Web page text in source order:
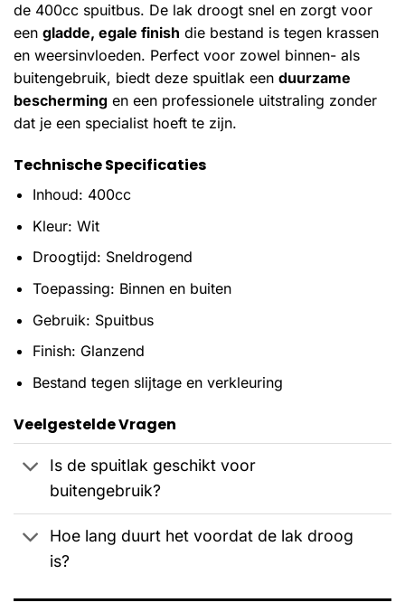
de 400cc spuitbus. De lak droogt snel en zorgt voor
een gladde, egale finish die bestand is tegen krassen
en weersinvloeden. Perfect voor zowel binnen- als
buitengebruik, biedt deze spuitlak een duurzame
bescherming en een professionele uitstraling zonder
dat je een specialist hoeft te zijn.
Technische Specificaties
Inhoud: 400cc
Kleur: Wit
Droogtijd: Sneldrogend
Toepassing: Binnen en buiten
Gebruik: Spuitbus
Finish: Glanzend
Bestand tegen slijtage en verkleuring
Veelgestelde Vragen
Is de spuitlak geschikt voor
buitengebruik?
Hoe lang duurt het voordat de lak droog
is?